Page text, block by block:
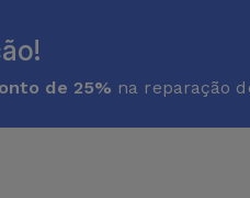
de 25% na reparação